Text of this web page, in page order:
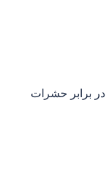
2-رنگ پذیری 3-ماومت در برابر حشرات